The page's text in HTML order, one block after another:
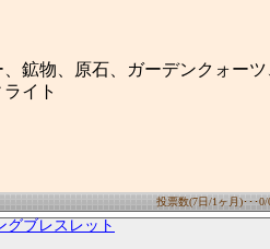
鉱物、原石、ガーデンクォー
イト
投票数(7日/1ヶ月)･･･
グブレスレット